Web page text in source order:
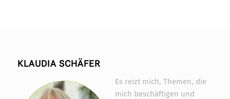
KLAUDIA SCHÄFER
Es reizt mich, Themen, die
mich beschäftigen und